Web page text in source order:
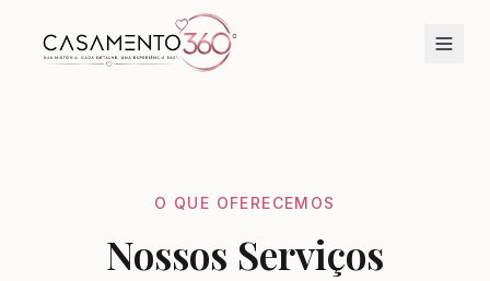
O QUE OFERECEMOS
Nossos Serviços